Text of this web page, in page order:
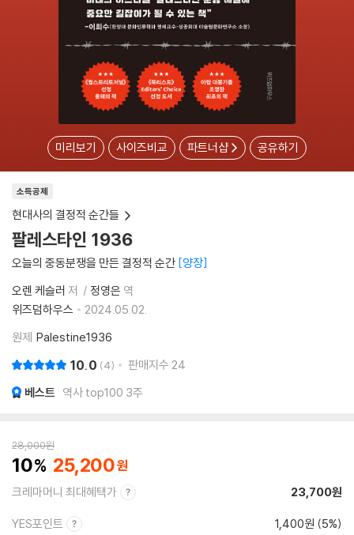
미리보기 사이즈비교 파트너샵 공유하기
소득공제
현대사의 결정적 순간들
팔레스타인 1936
오늘의 중동분쟁을 만든 결정적 순간 양장
오렌 케슬러 저 정영은 역
위즈덤하우스
2024.05.02.
원제 Palestine1936
10.0 4 판매지수 24
베스트 역사 top100 3주
28,000원
10 25,200
크레마머니 최대혜택가 23,700원
YES포인트 1,400원 (5%)